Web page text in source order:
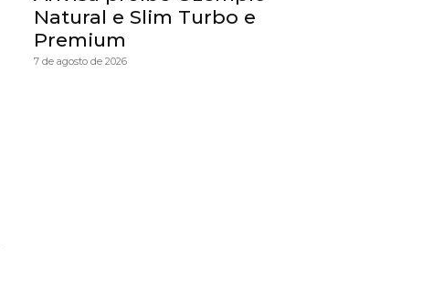
Natural e Slim Turbo e
Premium
7 de agosto de 2026